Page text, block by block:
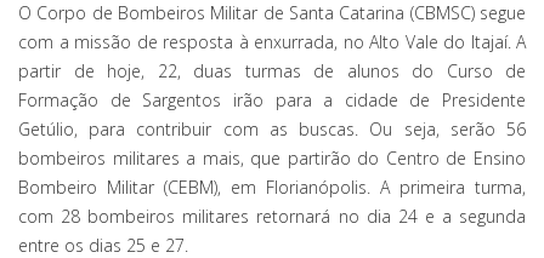
O Corpo de Bombeiros Militar de Santa Catarina (CBMSC) segue
com a missão de resposta à enxurrada, no Alto Vale do Itajaí. A
partir de hoje, 22, duas turmas de alunos do Curso de
Formação de Sargentos irão para a cidade de Presidente
Getúlio, para contribuir com as buscas. Ou seja, serão 56
bombeiros militares a mais, que partirão do Centro de Ensino
Bombeiro Militar (CEBM), em Florianópolis. A primeira turma,
com 28 bombeiros militares retornará no dia 24 e a segunda
entre os dias 25 e 27.